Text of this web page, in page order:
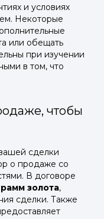
и условиях
Некоторые
или обещать
при изучении
в том, что
чтобы
сделки
о продаже со
В договоре
золота,
сделки. Также